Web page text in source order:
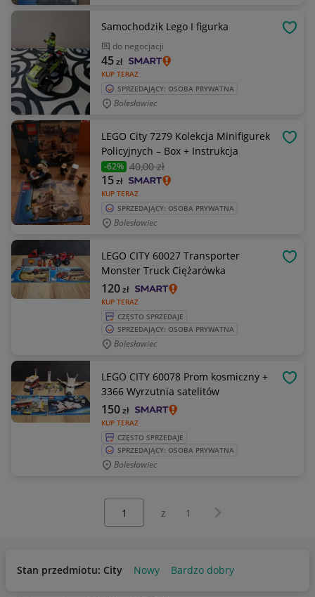
Samochodzik Lego I figurka
do negocjacji
KUP TERAZ
45zł
SPRZEDAJĄCY: OSOBA PRYWATNA
Bolesławiec
LEGO City 7279 Kolekcja Minifigurek
Policyjnych – Box + Instrukcja
-62% 40,00 zł
KUP TERAZ
15zł
SPRZEDAJĄCY: OSOBA PRYWATNA
Bolesławiec
LEGO CITY 60027 Transporter
Monster Truck Ciężarówka
KUP TERAZ
120zł
CZĘSTO SPRZEDAJE
SPRZEDAJĄCY: OSOBA PRYWATNA
Bolesławiec
LEGO CITY 60078 Prom kosmiczny +
3366 Wyrzutnia satelitów
KUP TERAZ
150zł
CZĘSTO SPRZEDAJE
SPRZEDAJĄCY: OSOBA PRYWATNA
Bolesławiec
z 1 Następna strona
Stan przedmiotu: City Nowy Bardzo dobry